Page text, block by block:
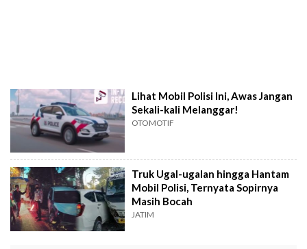
Lihat Mobil Polisi Ini, Awas Jangan
Sekali-kali Melanggar!
OTOMOTIF
Truk Ugal-ugalan hingga Hantam
Mobil Polisi, Ternyata Sopirnya
Masih Bocah
JATIM